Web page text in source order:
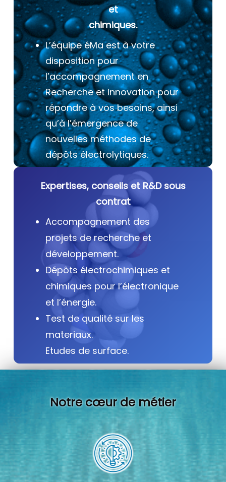
et
chimiques.
L’équipe éMa est à votre
disposition pour
l’accompagnement en
Recherche et Innovation pour
répondre à vos besoins, ainsi
qu’à l’émergence de
nouvelles méthodes de
dépôts électrolytiques.
Expertises, conseils et R&D sous
contrat
Accompagnement des
projets de recherche et
développement.
Dépôts électrochimiques et
chimiques pour l’électronique
et l’énergie.
Test de qualité sur les
materiaux.
Etudes de surface.
Notre cœur de métier